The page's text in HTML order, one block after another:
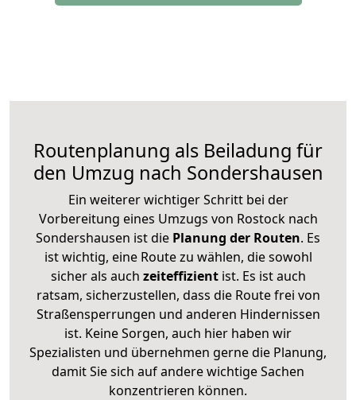
Routenplanung als Beiladung für
den Umzug nach Sondershausen
Ein weiterer wichtiger Schritt bei der
Vorbereitung eines Umzugs von Rostock nach
Sondershausen ist die Planung der Routen. Es
ist wichtig, eine Route zu wählen, die sowohl
sicher als auch zeiteffizientist. Es ist auch
ratsam, sicherzustellen, dass die Route frei von
Straßensperrungen und anderen Hindernissen
ist. Keine Sorgen, auch hier haben wir
Spezialisten und übernehmen gerne die Planung,
damit Sie sich auf andere wichtige Sachen
konzentrieren können.